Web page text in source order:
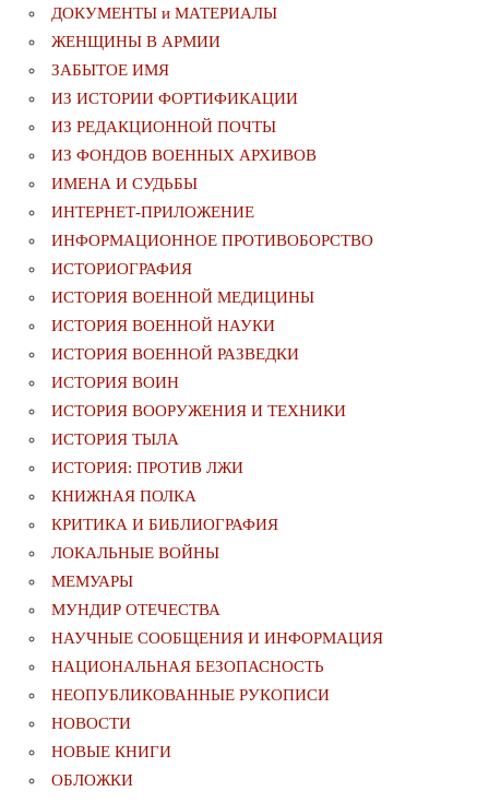
ДОКУМЕНТЫ и МАТЕРИАЛЫ
ЖЕНЩИНЫ В АРМИИ
ЗАБЫТОЕ ИМЯ
ИЗ ИСТОРИИ ФОРТИФИКАЦИИ
ИЗ РЕДАКЦИОННОЙ ПОЧТЫ
ИЗ ФОНДОВ ВОЕННЫХ АРХИВОВ
ИМЕНА И СУДЬБЫ
ИНТЕРНЕТ-ПРИЛОЖЕНИЕ
ИНФОРМАЦИОННОЕ ПРОТИВОБОРСТВО
ИСТОРИОГРАФИЯ
ИСТОРИЯ ВОЕННОЙ МЕДИЦИНЫ
ИСТОРИЯ ВОЕННОЙ НАУКИ
ИСТОРИЯ ВОЕННОЙ РАЗВЕДКИ
ИСТОРИЯ ВОИН
ИСТОРИЯ ВООРУЖЕНИЯ И ТЕХНИКИ
ИСТОРИЯ ТЫЛА
ИСТОРИЯ: ПРОТИВ ЛЖИ
КНИЖНАЯ ПОЛКА
КРИТИКА И БИБЛИОГРАФИЯ
ЛОКАЛЬНЫЕ ВОЙНЫ
МЕМУАРЫ
МУНДИР ОТЕЧЕСТВА
НАУЧНЫЕ СООБЩЕНИЯ И ИНФОРМАЦИЯ
НАЦИОНАЛЬНАЯ БЕЗОПАСНОСТЬ
НЕОПУБЛИКОВАННЫЕ РУКОПИСИ
НОВОСТИ
НОВЫЕ КНИГИ
ОБЛОЖКИ